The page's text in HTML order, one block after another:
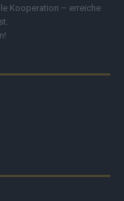
Kooperation – erreiche